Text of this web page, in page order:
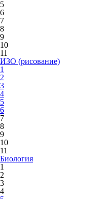
5
6
7
8
9
10
11
ИЗО (рисование)
1
2
3
4
5
6
7
8
9
10
11
Биология
1
2
3
4